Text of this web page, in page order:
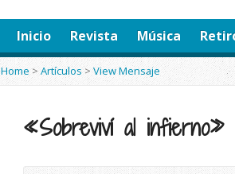
Inicio Revista Música
Home > Artículos>View Mensaje
«Sobreviví al infierno»